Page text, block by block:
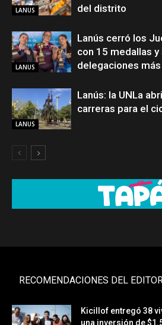
LANUS
del distrito
LANUS
Lanús cerró los
con 15 medallas
delegaciones
LANUS
Lanús: la UNLa
carreras para el
RECOMENDACIONES DEL
Kicillof entregó 38
una inversión de